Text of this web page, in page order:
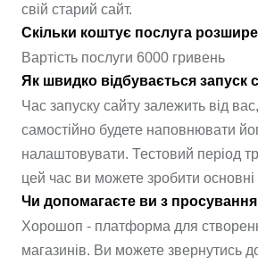
свій старий сайт.
Скільки коштує послуга
Вартість послуги 6000 гривень
Як швидко відбувається запуск
Час запуску сайту залежить від
самостійно будете наповнювати
налаштовувати. Тестовий період
цей час ви можете зробити
Чи допомагаєте ви з
Хорошоп - платформа для
магазинів. Ви можете звернутись